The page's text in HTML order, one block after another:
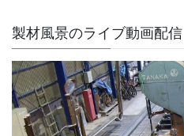
製材風景のライブ動画配信